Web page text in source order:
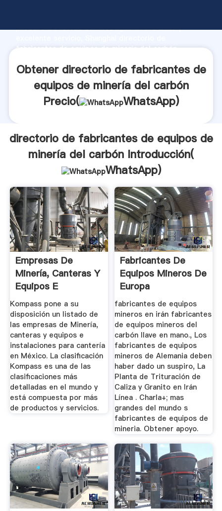
producción, fuerza de investigación avanzada y
fabricantes de equipos de minería del carbón
clientes.
Obtener directorio de fabricantes de
equipos de minería del carbón
Precio(
WhatsApp)
directorio de fabricantes de equipos de
minería del carbón Introducción(
WhatsApp)
Empresas De
Minería, Canteras Y
Equipos E
Instalaciones ...
Kompass pone a su
disposición un listado de
las empresas de Minería,
canteras y equipos e
instalaciones para cantería
en México. La clasificación
Kompass es una de las
clasificaciones más
detalladas en el mundo y
está compuesta por más
de productos y servicios.
Fabricantes De
Equipos Mineros De
Europa
fabricantes de equipos
mineros en irán fabricantes
de equipos mineros del
carbón llave en mano., Los
fabricantes de equipos
mineros de Alemania deben
haber dado un suspiro, La
Planta de Trituración de
Caliza y Granito en Irán
Línea . Charla+; mas
grandes del mundo s
fabricantes de equipos de
mineria. Obtener apoyo.